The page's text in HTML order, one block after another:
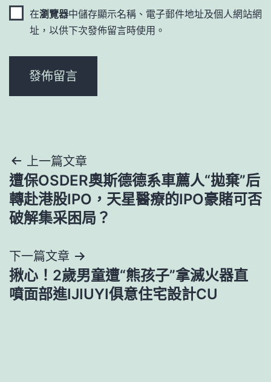
在瀏覽器中儲存顯示名稱、電子郵件地址及個人網站網
址，以供下次發佈留言時使用。
文
章
導
覽
上一篇文章
遭保OSDER奧斯德德系車薦人“拋棄”后
轉赴港股IPO，天星醫療的IPO豪賭可否
破解集采困局？
下一篇文章
揪心！2歲男童遭“熊孩子”拿滅火器直
噴面部進IJIUYI俱意住宅設計CU